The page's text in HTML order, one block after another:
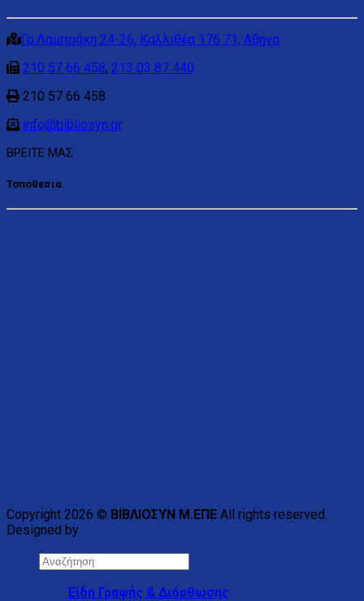
Γρ.Λαμπράκη 24-26, Καλλιθέα 176 71, Αθήνα
210 57 66 458, 213 03 87 440
210 57 66 458
info@bibliosyn.gr
ΒΡΕΙΤΕ ΜΑΣ
Τοποθεσια
Copyright 2026 © ΒΙΒΛΙΟΣΥΝ Μ.ΕΠΕ All rights reserved.
Designed by
Είδη Γραφής & Διόρθωσης